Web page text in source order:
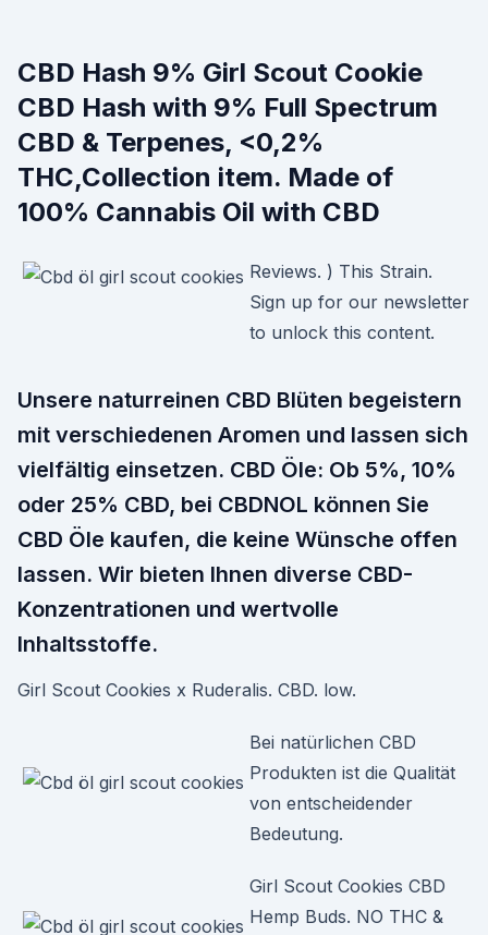
CBD Hash 9% Girl Scout Cookie
CBD Hash with 9% Full Spectrum
CBD & Terpenes, <0,2%
THC,Collection item. Made of
100% Cannabis Oil with CBD
Reviews. ) This Strain.
Sign up for our newsletter
to unlock this content.
Unsere naturreinen CBD Blüten begeistern
mit verschiedenen Aromen und lassen sich
vielfältig einsetzen. CBD Öle: Ob 5%, 10%
oder 25% CBD, bei CBDNOL können Sie
CBD Öle kaufen, die keine Wünsche offen
lassen. Wir bieten Ihnen diverse CBD-
Konzentrationen und wertvolle
Inhaltsstoffe.
Girl Scout Cookies x Ruderalis. CBD. low.
Bei natürlichen CBD
Produkten ist die Qualität
von entscheidender
Bedeutung.
Girl Scout Cookies CBD
Hemp Buds. NO THC &